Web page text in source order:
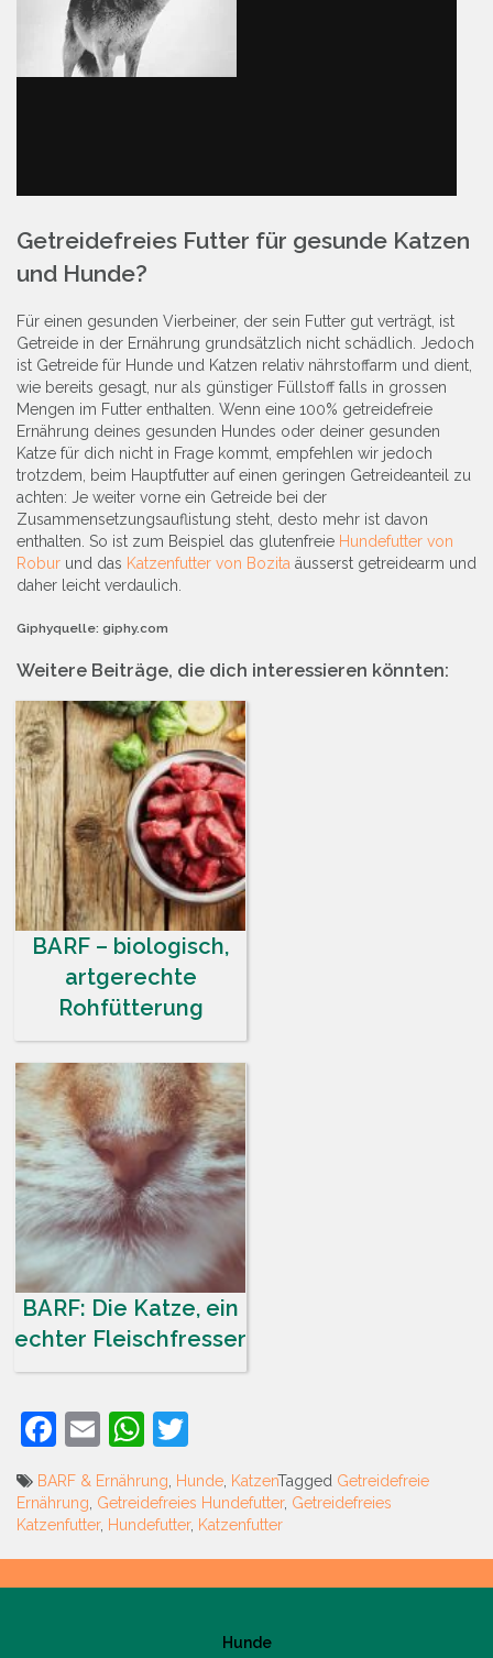
Getreidefreies Futter für gesunde Katzen
und Hunde?
Für einen gesunden Vierbeiner, der sein Futter gut verträgt, ist
Getreide in der Ernährung grundsätzlich nicht schädlich. Jedoch
ist Getreide für Hunde und Katzen relativ nährstoffarm und dient,
wie bereits gesagt, nur als günstiger Füllstoff falls in grossen
Mengen im Futter enthalten. Wenn eine 100% getreidefreie
Ernährung deines gesunden Hundes oder deiner gesunden
Katze für dich nicht in Frage kommt, empfehlen wir jedoch
trotzdem, beim Hauptfutter auf einen geringen Getreideanteil zu
achten: Je weiter vorne ein Getreide bei der
Zusammensetzungsauflistung steht, desto mehr ist davon
enthalten. So ist zum Beispiel das glutenfreie Hundefutter von
Robur und das Katzenfutter von Bozita äusserst getreidearm und
daher leicht verdaulich.
Giphyquelle: giphy.com
Weitere Beiträge, die dich interessieren könnten:
BARF – biologisch,
artgerechte
Rohfütterung
BARF: Die Katze, ein
echter Fleischfresser
Facebook
EmailWhatsApp
BARF & Ernährung, Hunde, KatzenTagged Getreidefreie
Ernährung, Getreidefreies Hundefutter, Getreidefreies
Katzenfutter, Hundefutter, Katzenfutter
Navigation
Hunde